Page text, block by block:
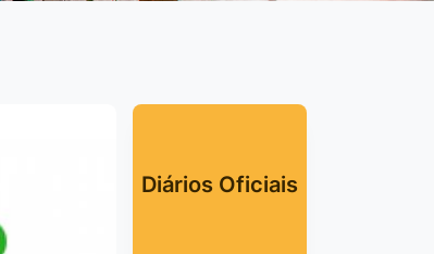
Municipal de
8199
Diários Oficiais